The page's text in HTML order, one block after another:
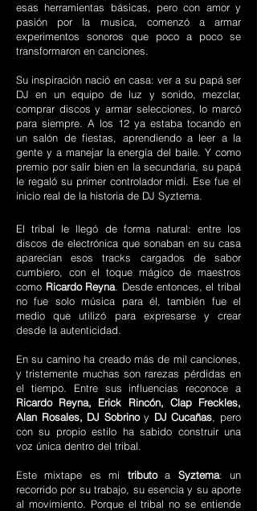
esas herramientas básicas, pero con amor y
pasión por la musica, comenzó a armar
experimentos sonoros que poco a poco se
transformaron en canciones.
Su inspiración nació en casa: ver a su papá ser
DJ en un equipo de luz y sonido, mezclar,
comprar discos y armar selecciones, lo marcó
para siempre. A los 12 ya estaba tocando en
un salón de fiestas, aprendiendo a leer a la
gente y a manejar la energía del baile. Y como
premio por salir bien en la secundaria, su papá
le regaló su primer controlador midi. Ese fue el
inicio real de la historia de DJ Syztema.
El tribal le llegó de forma natural: entre los
discos de electrónica que sonaban en su casa
aparecían esos tracks cargados de sabor
cumbiero, con el toque mágico de maestros
como Ricardo Reyna. Desde entonces, el tribal
no fue solo música para él, también fue el
medio que utilizó para expresarse y crear
desde la autenticidad.
En su camino ha creado más de mil canciones,
y tristemente muchas son rarezas pérdidas en
el tiempo. Entre sus influencias reconoce a
Ricardo Reyna, Erick Rincón, Clap Freckles,
Alan Rosales, DJ Sobrinoy DJ Cucañas, pero
con su propio estilo ha sabido construir una
voz única dentro del tribal.
Este mixtape es mi tributoa Syztema: un
recorrido por su trabajo, su esencia y su aporte
al movimiento. Porque el tribal no se entiende